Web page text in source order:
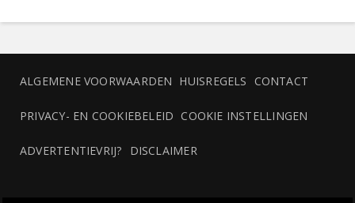
ALGEMENE VOORWAARDEN HUISREGELS CONTACT
PRIVACY- EN COOKIEBELEID COOKIE INSTELLINGEN
ADVERTENTIEVRIJ? DISCLAIMER